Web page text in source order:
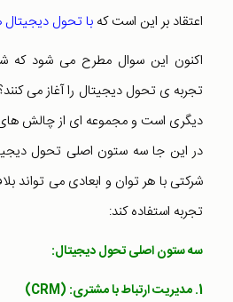
اعتقاد بر این است که با تحول
اکنون این سوال مطرح می شود که
تجربه ی تحول دیجیتال را آغاز می
دیگری است و مجموعه ای از چالش های
در این جا سه ستون اصلی تحول
شرکتی با هر توان و ابعادی می تواند
تجربه استفاده کند:
سه ستون اصلی تحول دیجیتال:
1. مدیریت ارتباط با مشتری
: (CRM)